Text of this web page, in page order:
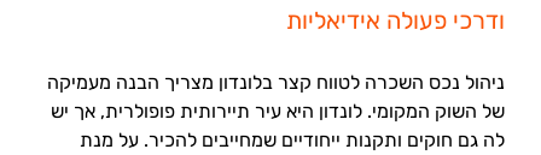
ודרכי פעולה אידיאליות
ניהול נכס השכרה לטווח קצר בלונדון מצריך הבנה מעמיקה
של השוק המקומי. לונדון היא עיר תיירותית פופולרית, אך יש
לה גם חוקים ותקנות ייחודיים שמחייבים להכיר. על מנת